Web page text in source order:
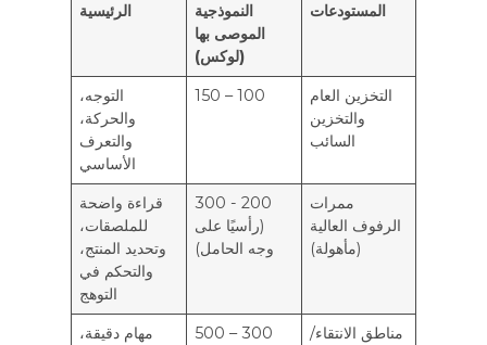
المستودعات
النموذجية
الموصى بها
(لوكس)
الرئيسية
التخزين العام
والتخزين
السائب
100 – 150
التوجه،
والحركة،
والتعرف
الأساسي
ممرات
الرفوف العالية
(مأهولة)
200 - 300
(رأسيًا على
وجه الحامل)
قراءة واضحة
للملصقات،
وتحديد المنتج،
والتحكم في
التوهج
مناطق الانتقاء/
300 – 500
مهام دقيقة،